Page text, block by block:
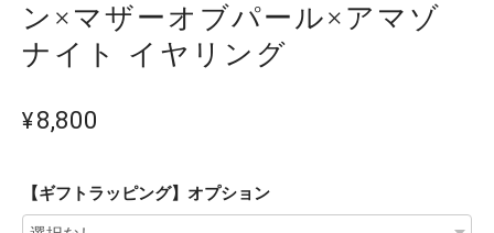
ン×マザーオブパール×アマゾ
ナイト イヤリング
¥8,800
【ギフトラッピング】オプション